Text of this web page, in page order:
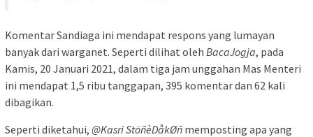
Komentar Sandiaga ini mendapat respons yang lumayan
banyak dari warganet. Seperti dilihat oleh BacaJogja, pada
Kamis, 20 Januari 2021, dalam tiga jam unggahan Mas Menteri
ini mendapat 1,5 ribu tanggapan, 395 komentar dan 62 kali
dibagikan.
Seperti diketahui, @Kasri StöñèDåkØñmemposting apa yang